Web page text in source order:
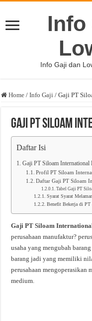
Info
Info Gaji dan
Home / Info Gaji / Gaji PT
Gaji PT Siloam
Daftar Isi
Gaji PT Siloam International
Profil PT Siloam
Daftar Gaji PT Siloam
Tabel Gaji PT
Syarat Syarat
Benefit Bekerja di
Gaji PT Siloam
perusahaan manufaktur?
usaha yang mengubah
barang jadi yang memiliki
perusahaan mengoperasikan
medium.